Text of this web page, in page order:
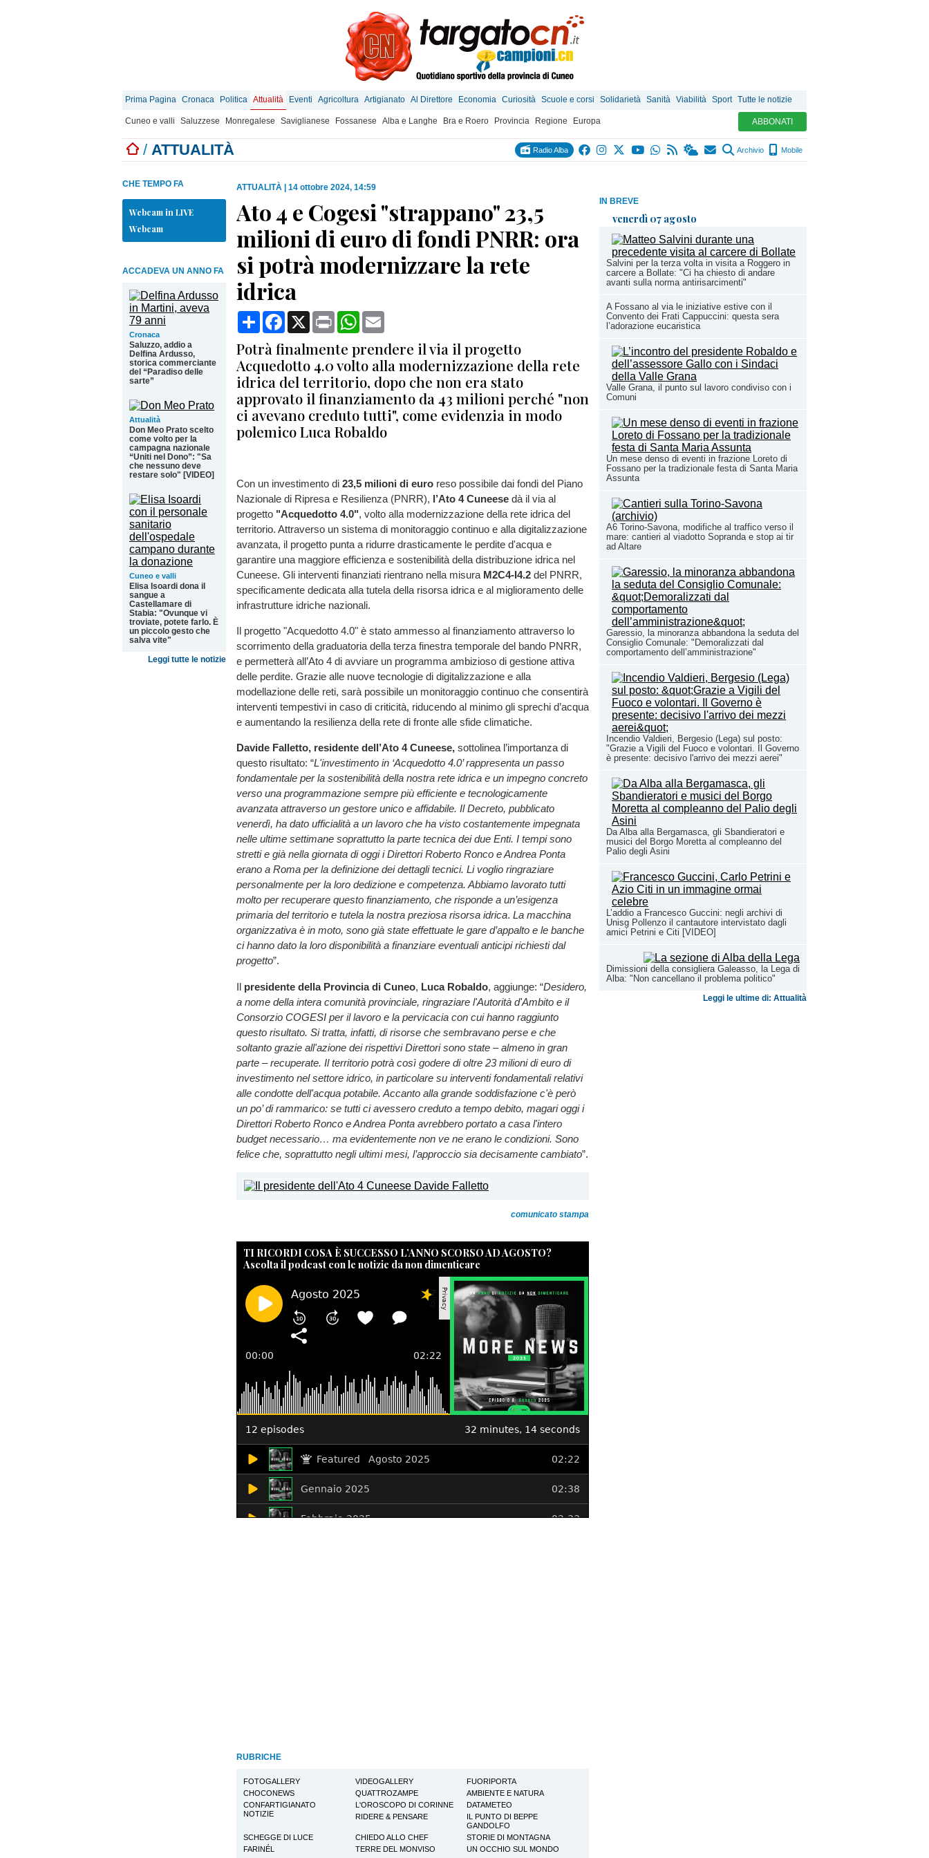
Prima Pagina Cronaca Politica Attualità Eventi Agricoltura Artigianato Al Direttore Economia Curiosità Scuole e corsi Solidarietà Sanità Viabilità Sport Tutte le notizie
Cuneo e valli Saluzzese Monregalese Saviglianese Fossanese Alba e Langhe Bra e Roero Provincia Regione Europa ABBONATI
/ ATTUALITÀ Radio Alba Archivio Mobile
IN BREVE
venerdì 07 agosto
Salvini per la terza volta in visita a Roggero in
carcere a Bollate: "Ci ha chiesto di andare
avanti sulla norma antirisarcimenti"
A Fossano al via le iniziative estive con il
Convento dei Frati Cappuccini: questa sera
l’adorazione eucaristica
Valle Grana, il punto sul lavoro condiviso con i
Comuni
Un mese denso di eventi in frazione Loreto di
Fossano per la tradizionale festa di Santa Maria
Assunta
A6 Torino-Savona, modifiche al traffico verso il
mare: cantieri al viadotto Sopranda e stop ai tir
ad Altare
Garessio, la minoranza abbandona la seduta del
Consiglio Comunale: "Demoralizzati dal
comportamento dell’amministrazione"
Incendio Valdieri, Bergesio (Lega) sul posto:
"Grazie a Vigili del Fuoco e volontari. Il Governo
è presente: decisivo l'arrivo dei mezzi aerei"
Da Alba alla Bergamasca, gli Sbandieratori e
musici del Borgo Moretta al compleanno del
Palio degli Asini
L’addio a Francesco Guccini: negli archivi di
Unisg Pollenzo il cantautore intervistato dagli
amici Petrini e Citi [VIDEO]
Dimissioni della consigliera Galeasso, la Lega di
Alba: "Non cancellano il problema politico"
Leggi le ultime di: Attualità
CHE TEMPO FA
Webcam in LIVE
Webcam
ACCADEVA UN ANNO FA
Cronaca
Saluzzo, addio a
Delfina Ardusso,
storica commerciante
del “Paradiso delle
sarte”
Attualità
Don Meo Prato scelto
come volto per la
campagna nazionale
“Uniti nel Dono”: "Sa
che nessuno deve
restare solo" [VIDEO]
Cuneo e valli
Elisa Isoardi dona il
sangue a
Castellamare di
Stabia: "Ovunque vi
troviate, potete farlo. È
un piccolo gesto che
salva vite"
Leggi tutte le notizie
ATTUALITÀ 14 ottobre 2024, 14:59
Ato 4 e Cogesi "strappano" 23,5
milioni di euro di fondi PNRR: ora
si potrà modernizzare la rete
idrica
CondividiFacebook
X Print WhatsApp
Potrà finalmente prendere il via il progetto
Acquedotto 4.0 volto alla modernizzazione della rete
idrica del territorio, dopo che non era stato
approvato il finanziamento da 43 milioni perché "non
ci avevano creduto tutti", come evidenzia in modo
polemico Luca Robaldo
Con un investimento di 23,5 milioni di euro reso possibile dai fondi del Piano
Nazionale di Ripresa e Resilienza (PNRR), l’Ato 4 Cuneese dà il via al
progetto "Acquedotto 4.0", volto alla modernizzazione della rete idrica del
territorio. Attraverso un sistema di monitoraggio continuo e alla digitalizzazione
avanzata, il progetto punta a ridurre drasticamente le perdite d'acqua e
garantire una maggiore efficienza e sostenibilità della distribuzione idrica nel
Cuneese. Gli interventi finanziati rientrano nella misura M2C4-I4.2 del PNRR,
specificamente dedicata alla tutela della risorsa idrica e al miglioramento delle
infrastrutture idriche nazionali.
Il progetto "Acquedotto 4.0" è stato ammesso al finanziamento attraverso lo
scorrimento della graduatoria della terza finestra temporale del bando PNRR,
e permetterà all’Ato 4 di avviare un programma ambizioso di gestione attiva
delle perdite. Grazie alle nuove tecnologie di digitalizzazione e alla
modellazione delle reti, sarà possibile un monitoraggio continuo che consentirà
interventi tempestivi in caso di criticità, riducendo al minimo gli sprechi d’acqua
e aumentando la resilienza della rete di fronte alle sfide climatiche.
Davide Falletto, residente dell’Ato 4 Cuneese, sottolinea l’importanza di
questo risultato: “L'investimento in ‘Acquedotto 4.0’ rappresenta un passo
fondamentale per la sostenibilità della nostra rete idrica e un impegno concreto
verso una programmazione sempre più efficiente e tecnologicamente
avanzata attraverso un gestore unico e affidabile. Il Decreto, pubblicato
venerdì, ha dato ufficialità a un lavoro che ha visto costantemente impegnata
nelle ultime settimane soprattutto la parte tecnica dei due Enti. I tempi sono
stretti e già nella giornata di oggi i Direttori Roberto Ronco e Andrea Ponta
erano a Roma per la definizione dei dettagli tecnici. Li voglio ringraziare
personalmente per la loro dedizione e competenza. Abbiamo lavorato tutti
molto per recuperare questo finanziamento, che risponde a un’esigenza
primaria del territorio e tutela la nostra preziosa risorsa idrica. La macchina
organizzativa è in moto, sono già state effettuate le gare d’appalto e le banche
ci hanno dato la loro disponibilità a finanziare eventuali anticipi richiesti dal
progetto”.
Il presidente della Provincia di Cuneo, Luca Robaldo, aggiunge: “Desidero,
a nome della intera comunità provinciale, ringraziare l'Autorità d'Ambito e il
Consorzio COGESI per il lavoro e la pervicacia con cui hanno raggiunto
questo risultato. Si tratta, infatti, di risorse che sembravano perse e che
soltanto grazie all'azione dei rispettivi Direttori sono state – almeno in gran
parte – recuperate. Il territorio potrà così godere di oltre 23 milioni di euro di
investimento nel settore idrico, in particolare su interventi fondamentali relativi
alle condotte dell'acqua potabile. Accanto alla grande soddisfazione c'è però
un po’ di rammarico: se tutti ci avessero creduto a tempo debito, magari oggi i
Direttori Roberto Ronco e Andrea Ponta avrebbero portato a casa l'intero
budget necessario… ma evidentemente non ve ne erano le condizioni. Sono
felice che, soprattutto negli ultimi mesi, l’approccio sia decisamente cambiato”.
comunicato stampa
TI RICORDI COSA È SUCCESSO L’ANNO SCORSO AD AGOSTO?
Ascolta il podcast con le notizie da non dimenticare
RUBRICHE
FOTOGALLERY VIDEOGALLERY
FUORIPORTA
CHOCONEWS
QUATTROZAMPE
AMBIENTE E NATURA
CONFARTIGIANATO
NOTIZIE
L'OROSCOPO DI CORINNE
DATAMETEO
RIDERE & PENSARE
IL PUNTO DI BEPPE
GANDOLFO
SCHEGGE DI LUCE
CHIEDO ALLO CHEF
STORIE DI MONTAGNA
FARINÉL
TERRE DEL MONVISO
UN OCCHIO SUL MONDO